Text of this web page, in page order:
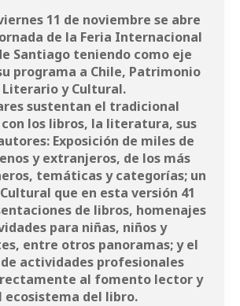
11 de noviembre se abre
de la Feria Internacional
Santiago teniendo como eje
programa a Chile, Patrimonio
Literario y Cultural.
sustentan el tradicional
los libros, la literatura, sus
Exposición de miles de
y extranjeros, de los más
temáticas y categorías; un
que en esta versión 41
de libros, homenajes
para niñas, niños y
entre otros panoramas; y el
actividades profesionales
al fomento lector y
ecosistema del libro.